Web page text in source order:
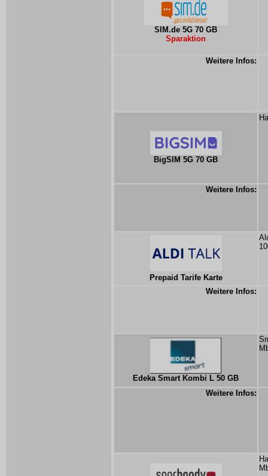
SIM.de 5G 70 GB
Sparaktion
Weitere Infos:
BigSIM 5G 70 GB
Weitere Infos:
Prepaid Tarife Karte
Weitere Infos:
Edeka Smart Kombi L 50 GB
Weitere Infos: